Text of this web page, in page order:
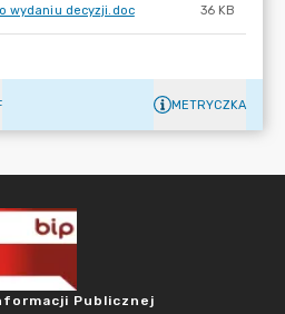
wydaniu decyzji.doc 36 KB
METRYCZKA
Publicznej